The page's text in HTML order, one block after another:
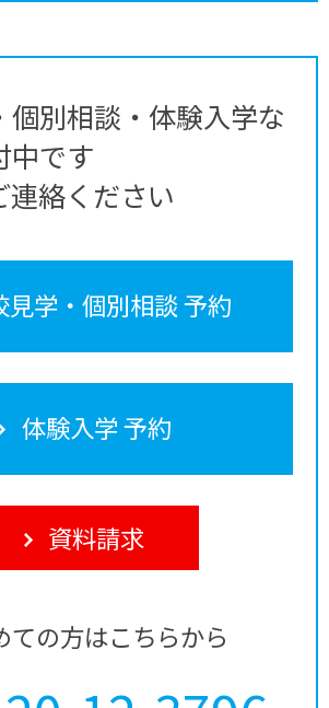
個別相談・体験入学な
中です
連絡ください
見学・個別相談 予約
体験入学 予約
資料請求
ての方はこちらから